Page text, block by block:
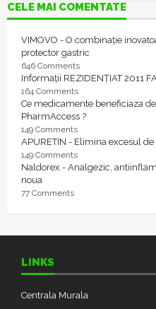
CELE MAI COMENTATE
VIMOVO - O combinație
protector gastric
646 Comments
Informații REZIDENȚIAT 2011
164 Comments
Ce medicamente beneficiaza
PharmAccess ?
149 Comments
APURETIN - Elimina excesul
149 Comments
Naldorex - Analgezic,
noua
77 Comments
LINKS
Centrala Murala